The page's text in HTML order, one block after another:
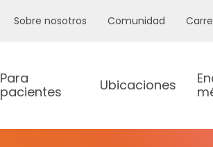
Sobre nosotros Comunidad
Para
pacientes
Ubicaciones